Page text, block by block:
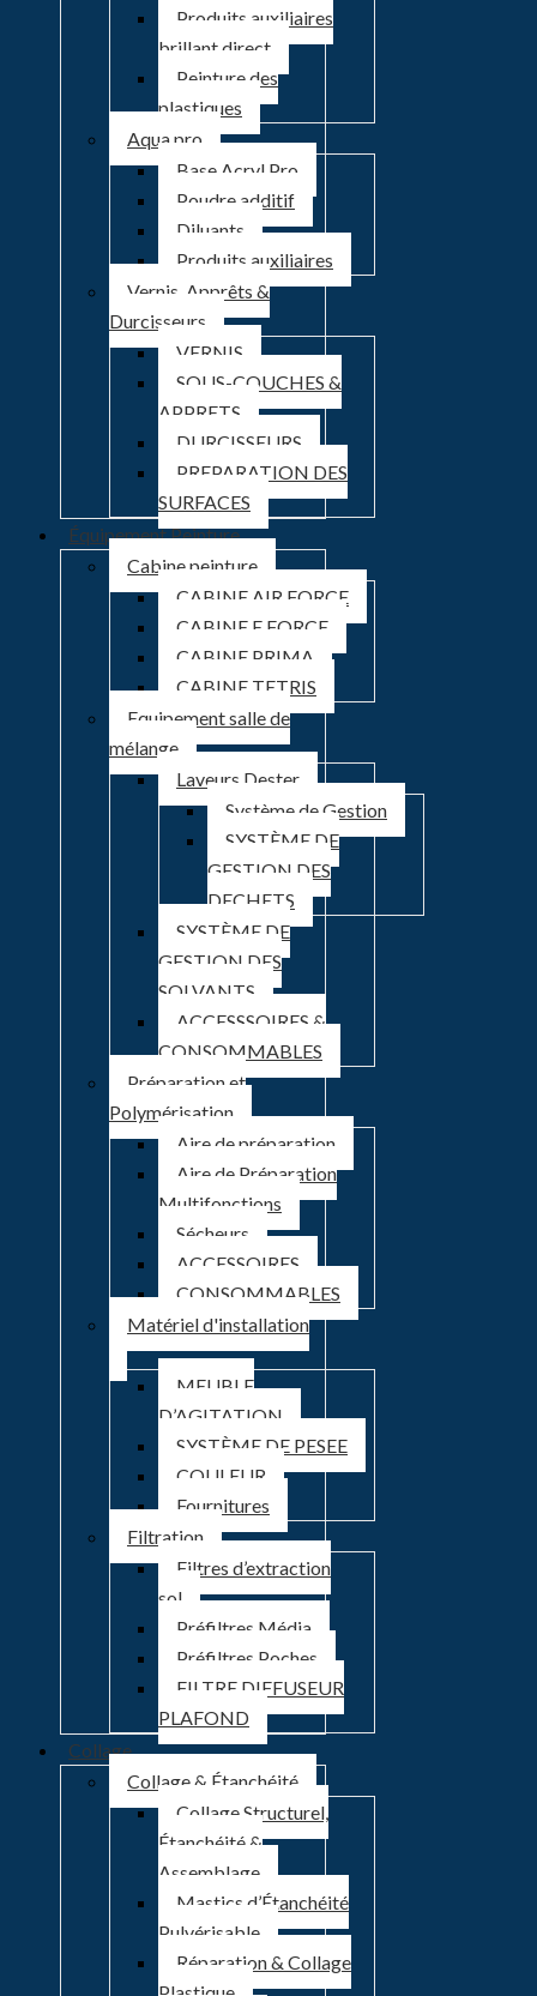
Produits auxiliaires
brillant direct
Peinture des
plastiques
Aqua pro
Base Acryl Pro
Poudre additif
Diluants
Produits auxiliaires
Vernis, Apprêts &
Durcisseurs
VERNIS
SOUS-COUCHES &
APPRETS
DURCISSEURS
PREPARATION DES
SURFACES
Équipement Peinture
Cabine peinture
CABINE AIR FORCE
CABINE E FORCE
CABINE PRIMA
CABINE TETRIS
Equipement salle de
mélange
Laveurs Dester
Système de Gestion
SYSTÈME DE
GESTION DES
DECHETS
SYSTÈME DE
GESTION DES
SOLVANTS
ACCESSSOIRES &
CONSOMMABLES
Préparation et
Polymérisation
Aire de préparation
Aire de Préparation
Multifonctions
Sécheurs
ACCESSOIRES
CONSOMMABLES
Matériel d'installation
MEUBLE
D’AGITATION
SYSTÈME DE PESEE
COULEUR
Fournitures
Filtration
Filtres d’extraction
sol
Préfiltres Média
Préfiltres Poches
FILTRE DIFFUSEUR
PLAFOND
Collage
Collage & Étanchéité
Collage Structurel,
Étanchéité &
Assemblage
Mastics d’Étanchéité
Pulvérisable
Réparation & Collage